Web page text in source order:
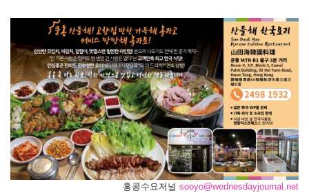
홍콩수요저널 sooyo@wednesdayjournal.net